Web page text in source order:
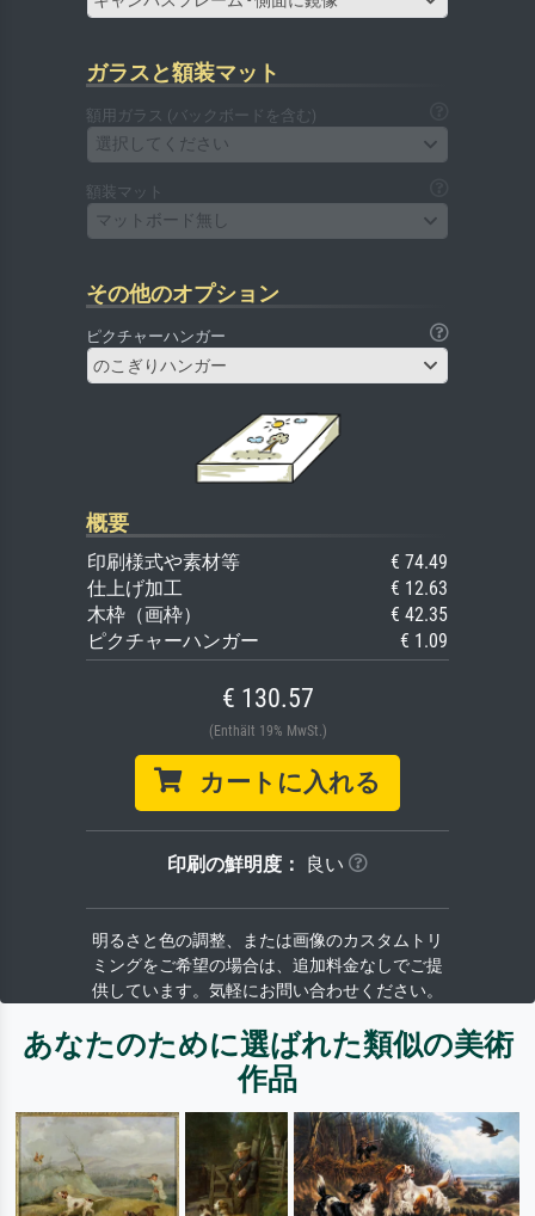
ガラスと額装マット
額用ガラス (バックボードを含む)
選択してください
額装マット
マットボード無し
その他のオプション
ピクチャーハンガー
のこぎりハンガー
概要
印刷様式や素材等
€ 74.49
仕上げ加工
€ 12.63
木枠（画枠）
€ 42.35
ピクチャーハンガー
€ 1.09
€ 130.57
(Enthält 19% MwSt.)
カートに入れる
印刷の鮮明度： 良い
明るさと色の調整、または画像のカスタムトリ
ミングをご希望の場合は、追加料金なしでご提
供しています。気軽にお問い合わせください。
あなたのために選ばれた類似の美術
作品